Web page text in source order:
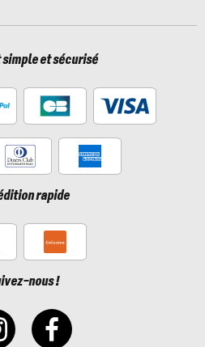
et sécurisé
rapide
nous !